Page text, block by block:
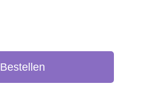
Bestellen